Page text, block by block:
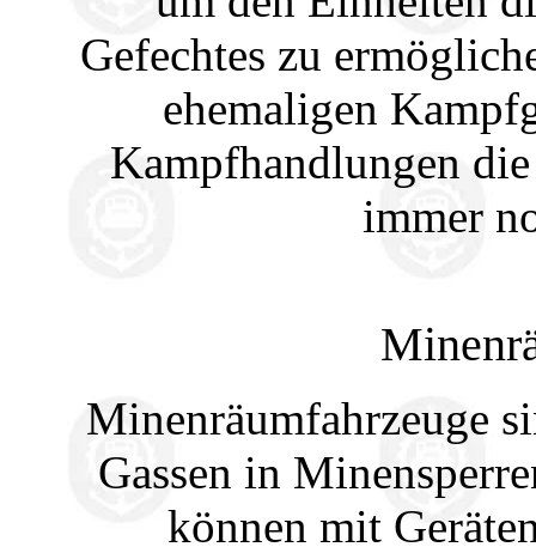
Gefechtes zu
ehemaligen
Kampfhandlungen
immer
Minenräumfahrzeuge
Gassen in
können mit